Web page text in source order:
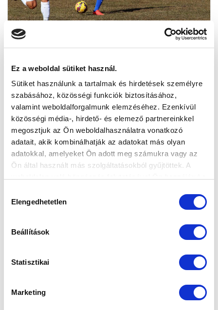
Ez a weboldal sütiket használ.
Sütiket használunk a tartalmak és hirdetések személyre
szabásához, közösségi funkciók biztosításához,
valamint weboldalforgalmunk elemzéséhez. Ezenkívül
közösségi média-, hirdető- és elemező partnereinkkel
megosztjuk az Ön weboldalhasználatra vonatkozó
adatait, akik kombinálhatják az adatokat más olyan
adatokkal, amelyeket Ön adott meg számukra vagy az
Ön által használt más szolgáltatásokból gyűjtöttek. A
kiválasztása
Elengedhetetlen
Beállítások
Statisztikai
Marketing
TOVÁBBRA IS VERETLEN AZ MTK: MFK
RIMASZOMBAT - MTK BUDAPEST 1-3 (1-2)
Az MFK Rimaszombat együttese némi késéssel
érkezett a mérkőzés helyszínére, így kérték a
játékvezetőket, hogy kezdjék 15...